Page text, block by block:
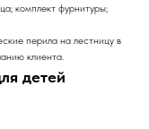
комплект фурнитуры;
перила на лестницу в
клиента.
детей